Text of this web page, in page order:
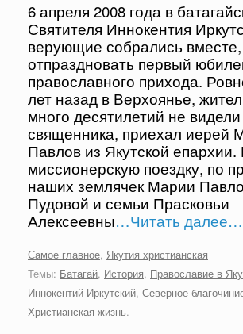
6 апреля 2008 года в
Святителя Иннокентия
верующие собрались
отпраздновать первый
православного прихода.
лет назад в Верхоянье,
много десятилетий не видели
священника, приехал иерей
Павлов из Якутской епархии.
миссионерскую поездку, по
наших землячек Марии
Пудовой и семьи Прасковьи
Алексеевны…Читать далее…
Самое главное, Якутия христианская
Темы: Батагай, История, Православие в
Иннокентий Иркутский, Северное
Христианская жизнь.